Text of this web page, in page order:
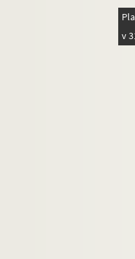
v